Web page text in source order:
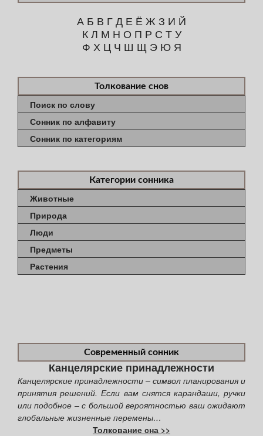
А Б В ГД Е Ё Ж З И Й
К Л М Н О П Р С Т У
Ф Х Ц Ч Ш Щ Э Ю Я
Толкование снов
Поиск по слову
Сонник по алфавиту
Сонник по категориям
Категории сонника
Животные
Природа
Люди
Предметы
Растения
Современный сонник
Канцелярские принадлежности
Канцелярские принадлежности – символ планирования и
принятия решений. Если вам снятся карандаши, ручки
или подобное – с большой вероятностью ваш ожидают
глобальные жизненные перемены…
Толкование сна >>